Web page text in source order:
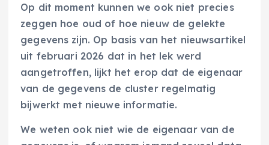
Op dit moment kunnen we ook niet precies
zeggen hoe oud of hoe nieuw de gelekte
gegevens zijn. Op basis van het nieuwsartikel
uit februari 2026 dat in het lek werd
aangetroffen, lijkt het erop dat de eigenaar
van de gegevens de cluster regelmatig
bijwerkt met nieuwe informatie.
We weten ook niet wie de eigenaar van de